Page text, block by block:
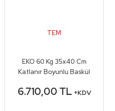
TEM
EKO 60 Kg 35x40 Cm
Katlanır Boyunlu Baskül
6.710,00 TL +KDV